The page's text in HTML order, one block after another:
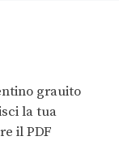
grauito
la tua
il PDF